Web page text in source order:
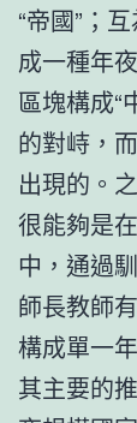
“帝國”；
成一種年
區塊構成“
的對峙，
出現的。
很能夠是
中，通過
師長教師
構成單一
其主要的